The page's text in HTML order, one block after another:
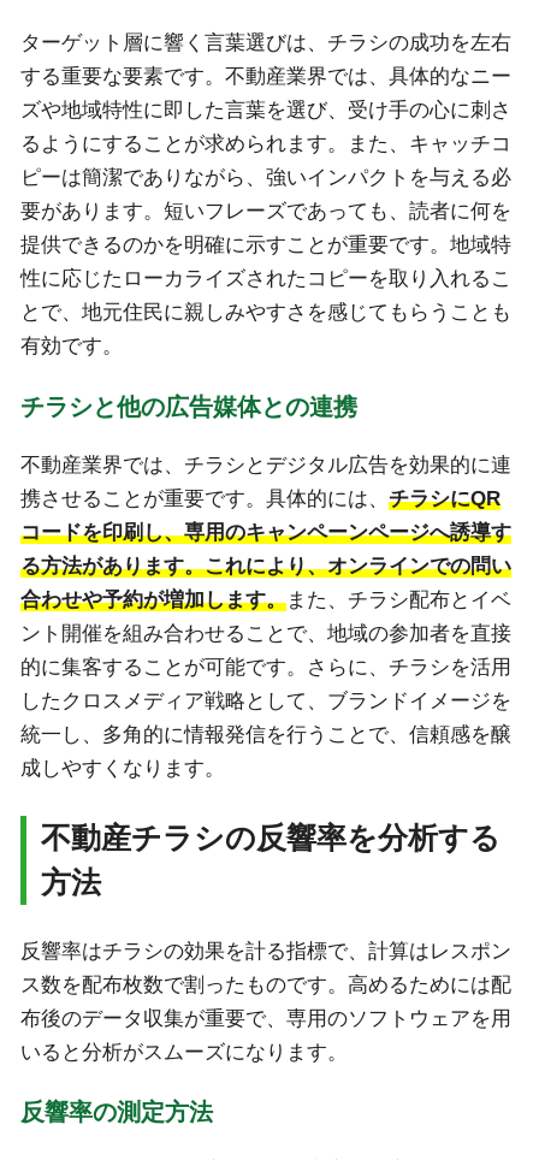
ターゲット層に響く言葉選びは、チラシの成功を左右
する重要な要素です。不動産業界では、具体的なニー
ズや地域特性に即した言葉を選び、受け手の心に刺さ
るようにすることが求められます。また、キャッチコ
ピーは簡潔でありながら、強いインパクトを与える必
要があります。短いフレーズであっても、読者に何を
提供できるのかを明確に示すことが重要です。地域特
性に応じたローカライズされたコピーを取り入れるこ
とで、地元住民に親しみやすさを感じてもらうことも
有効です。
チラシと他の広告媒体との連携
不動産業界では、チラシとデジタル広告を効果的に連
携させることが重要です。具体的には、 チラシにQR
コードを印刷し、専用のキャンペーンページへ誘導す
る方法があります。これにより、オンラインでの問い
合わせや予約が増加します。また、チラシ配布とイベ
ント開催を組み合わせることで、地域の参加者を直接
的に集客することが可能です。さらに、チラシを活用
したクロスメディア戦略として、ブランドイメージを
統一し、多角的に情報発信を行うことで、信頼感を醸
成しやすくなります。
不動産チラシの反響率を分析する
方法
反響率はチラシの効果を計る指標で、計算はレスポン
ス数を配布枚数で割ったものです。高めるためには配
布後のデータ収集が重要で、専用のソフトウェアを用
いると分析がスムーズになります。
反響率の測定方法